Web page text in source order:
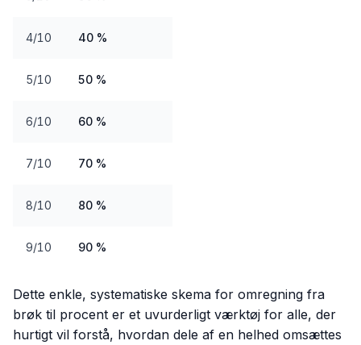
4/10 40 %
5/10 50 %
6/10 60 %
7/10 70 %
8/10 80 %
9/10 90 %
Dette enkle, systematiske skema for omregning fra
brøk til procent er et uvurderligt værktøj for alle, der
hurtigt vil forstå, hvordan dele af en helhed omsættes